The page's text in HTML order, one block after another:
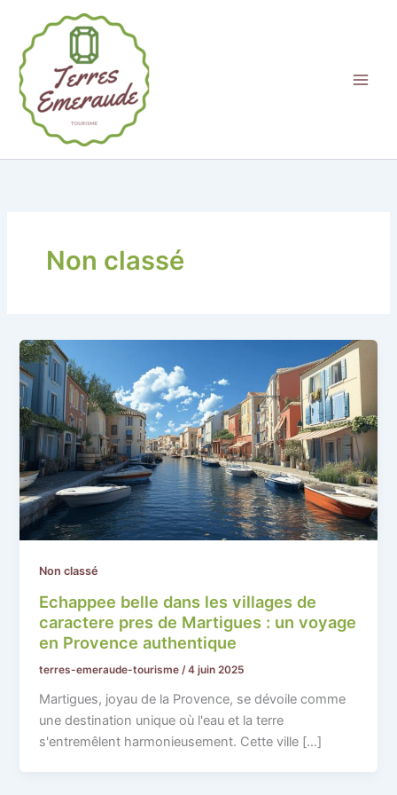
contenu
Non classé
Non classé
Echappee belle dans les villages de
caractere pres de Martigues : un voyage
en Provence authentique
terres-emeraude-tourisme/4 juin 2025
Martigues, joyau de la Provence, se dévoile comme
une destination unique où l'eau et la terre
s'entremêlent harmonieusement. Cette ville […]